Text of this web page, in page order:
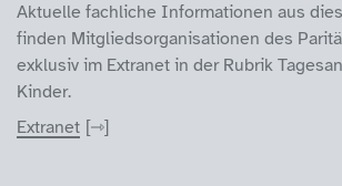
Aktuelle fachliche Informationen aus
finden Mitgliedsorganisationen des
exklusiv im Extranet in der Rubrik
Kinder.
Extranet